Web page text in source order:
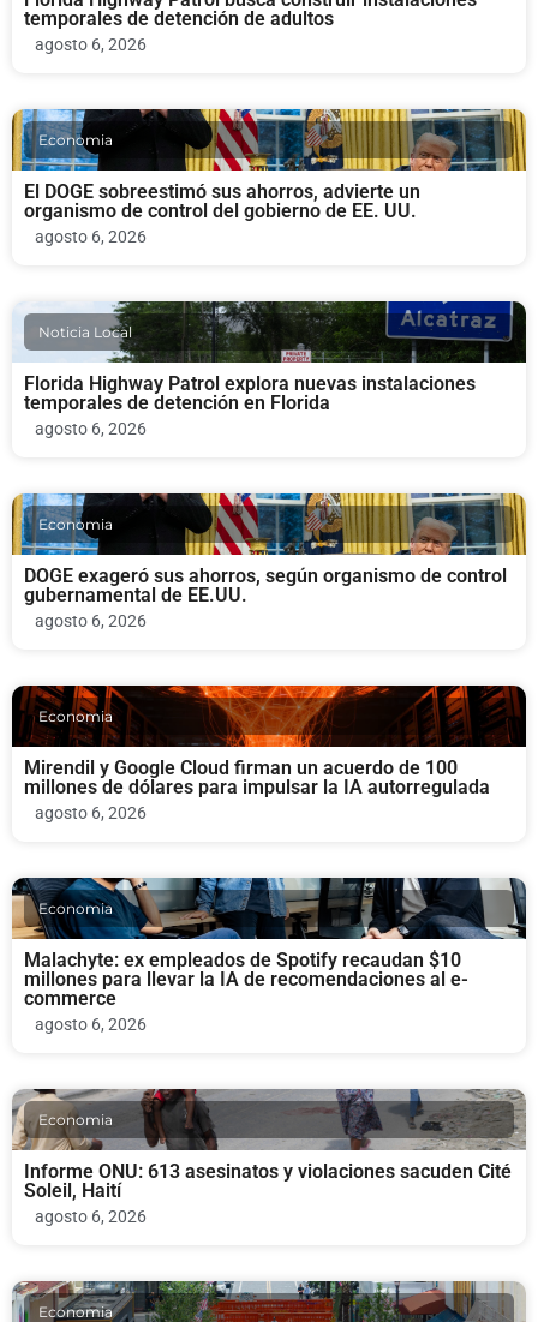
temporales de detención de adultos
agosto 6, 2026
Economia
El DOGE sobreestimó sus ahorros, advierte un
organismo de control del gobierno de EE. UU.
agosto 6, 2026
Noticia Local
Florida Highway Patrol explora nuevas instalaciones
temporales de detención en Florida
agosto 6, 2026
Economia
DOGE exageró sus ahorros, según organismo de control
gubernamental de EE.UU.
agosto 6, 2026
Economia
Mirendil y Google Cloud firman un acuerdo de 100
millones de dólares para impulsar la IA autorregulada
agosto 6, 2026
Economia
Malachyte: ex empleados de Spotify recaudan $10
millones para llevar la IA de recomendaciones al e-
commerce
agosto 6, 2026
Economia
Informe ONU: 613 asesinatos y violaciones sacuden Cité
Soleil, Haití
agosto 6, 2026
Economia